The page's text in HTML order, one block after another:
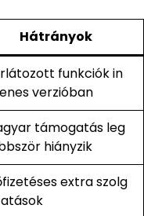
Hátrányok
funkciók in
verzióban
támogatás leg
hiányzik
extra szolg